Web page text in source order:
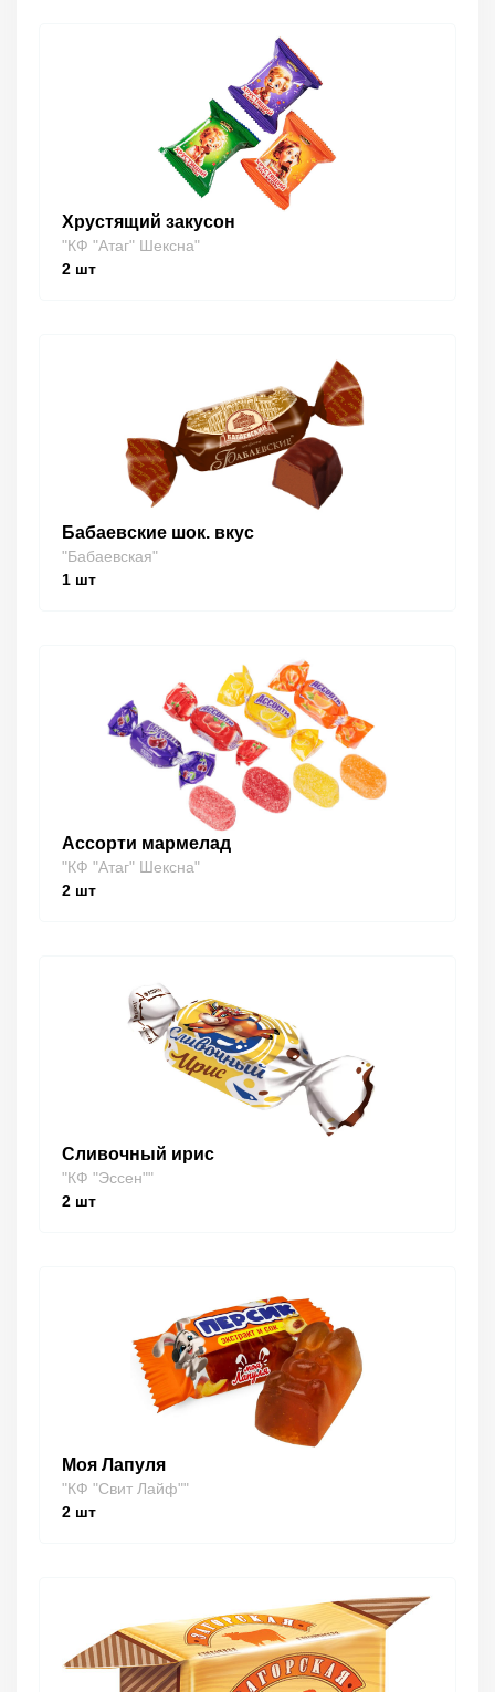
Хрустящий закусон
"КФ "Атаг" Шексна"
2 шт
Бабаевские шок. вкус
"Бабаевская"
1 шт
Ассорти мармелад
"КФ "Атаг" Шексна"
2 шт
Сливочный ирис
"КФ "Эссен""
2 шт
Моя Лапуля
"КФ "Свит Лайф""
2 шт